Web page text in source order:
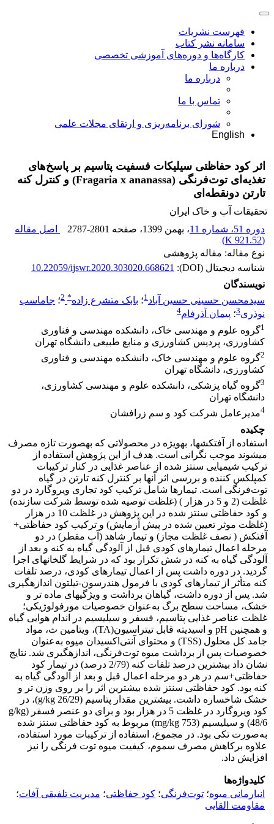
فهرست نشریات
سامانه نشر کتاب
کارگاه‌ها و دوره‌های آموزشی تخصصی
درباره ما
درباره ما
تماس با ما
شورای برنامه‌ریزی و ارتقای مجلات علمی
English
اثر کود حفاظتی سیلیکات فسفیت پتاسیم بر پاسخ‌های
تغذیه‌ای توت‌فرنگی (Fragaria x ananassa) و کنترل کنه
تارتن دونقطه‌ای
تحقیقات آب و خاک ایران
دوره 51، شماره 11
، بهمن 1399 ، صفحه 2787-2801
اصل مقاله
(
921.52 K
)
نوع مقاله: مقاله پژوهشی
شناسه دیجیتال (DOI):
10.22059/ijswr.2020.303020.668621
نویسندگان
سیدمحسن حسینی حسین آباد1؛ بابک متشرع زاده*
2؛ جاماسب
نوذری3؛ پیمان آذرفام4
1گروه علوم و مهندسی خاک، دانشکده مهندسی و فناوری
کشاورزی، پردیس کشاورزی و منابع طبیعی دانشگاه تهران
2گروه علوم و مهندسی خاک، دانشکده مهندسی و فناوری
کشاورزی، دانشگاه تهران
3گروه گیاه پزشکی، دانشکده علوم و مهندسی کشاورزی،
دانشگاه تهران
4مدیرعامل شرکت کود و سم زرافشان
چکیده
استفاده از آفت­کش­ها، به­ویژه در محصولاتی که به­صورت تازه مصرف
می­شوند موجب نگرانی است. هدف از این پژوهش استفاده از
ترکیب شیمیایی سنتز شده از عناصر غذایی در کنار ترکیبات
کمپلکس کننده و بررسی اثر آن­ها بر کنترل کنه تارتن در گیاه
توت‌فرنگی است. تیمارها شامل ترکیب کود تجاری ویروگارد در دو
غلظت (2 و 5 در هزار ) (غلظت توصیه شده توسط شرکت سازنده)
و کود حفاظتی سنتز شده در این پژوهش در غلظت 10 در هزار
(غلظت موثر تعیین شده در پیش آزمایش) و ترکیب کود حفاظتی+
آفت­کش ( نصف غلظت مجاز) و تیمار شاهد (آب مقطر) در دو
مرحله اعمال تیمارهای کودی قبل از آلودگی گیاه به کنه و بعد از
آلودگی گیاه به کنه در شش تکرار بود که در شرایط گلخانه­ای اجرا
گردید. در دوره داشت پس از اعمال تیمارهای کودی، درصد تلفات
کنه متأثر از تیمارهای کودی با فرمول هندرسون-تیلتون اندازه­گیری
شد. پس از دوره داشت، گیاهان برداشت و ویژگی­های ماده تر و
خشک، مساحت سطح برگ به‌عنوان خصوصیات مورفولوژیکی؛
غلظت عناصر غذایی پتاسیم، فسفر و سیلیسیم در اندام هوایی گیاه
و همچنین pH و اسیدیته قابل تیتراسیون(TA)، ویتامین ث، مواد
جامد کل محلول (TSS) و محتوای آنتی‌اکسیدان میوه به‌عنوان
خصوصیات پس از برداشت میوه توت‌فرنگی، اندازه­گیری شد. نتایج
نشان داد بیشترین درصد تلفات کنه (2/79 درصد) در تیمار کود
حفاظتی+سم در هر دو مرحله اعمال قبل و بعد از آلودگی گیاه به
کنه بود. کود حفاظتی سنتز شده بیشترین اثر را بر روی وزن تر و
خشک شاخساره داشت. بیشترین مقدار پتاسیم (g/kg 26/29)، در
کود ویروگارد در غلظت 5 در هزار بود و برای دو عنصر فسفر (g/kg
48/6) و سیلیسیم (mg/kg 753) مربوط به کود حفاظتی سنتز شده
به‌صورت تکی بود. در مجموع، استفاده از ترکیبات مورد استفاده،
علاوه برکاهش مصرف سموم، کیفیت میوه توت فرنگی را نیز
افزایش داد.
کلیدواژه‌ها
انبارمانی میوه؛ توت‌فرنگی؛ کود حفاظتی؛ مدیریت تلفیقی آفات؛
مقاومت القایی